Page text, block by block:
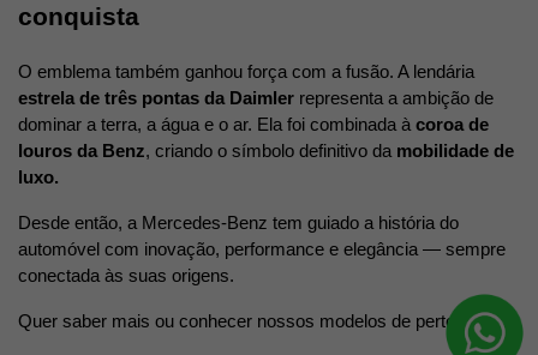
conquista
estrela de três pontas da Daimler representa a ambição de
dominar a terra, a água e o ar. Ela foi combinada à coroa de
louros da Benz, criando o símbolo definitivo da mobilidade de
luxo.
Desde então, a Mercedes-Benz tem guiado a história do
automóvel com inovação, performance e elegância — sempre
conectada às suas origens.
Quer saber mais ou conhecer nossos modelos de perto?